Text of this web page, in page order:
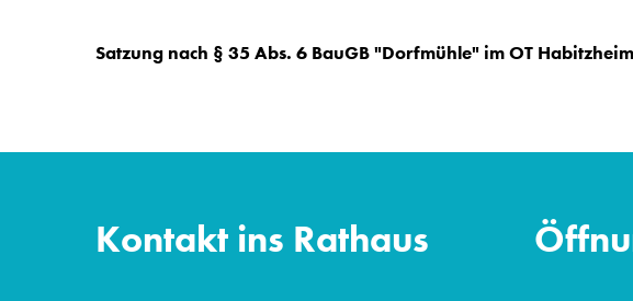
AufstellungSatzung nach § 35 Abs. 6 BauGB "Dorfmühle" im OT Habitzheim
Kontakt ins Rathaus